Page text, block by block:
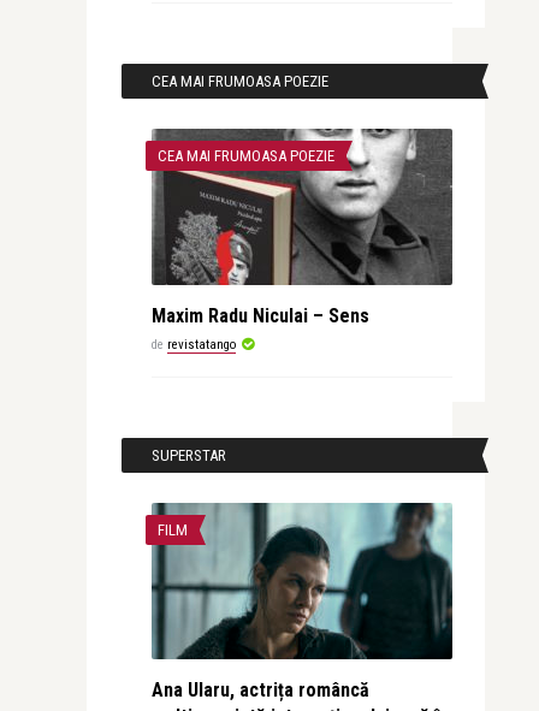
CEA MAI FRUMOASA POEZIE
CEA MAI FRUMOASA POEZIE
Maxim Radu Niculai – Sens
de revistatango
SUPERSTAR
FILM
Ana Ularu, actrița româncă